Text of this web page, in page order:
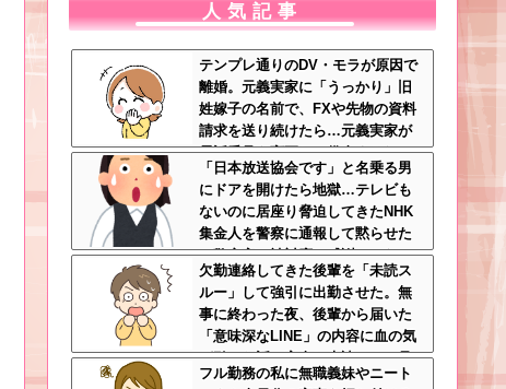
人気記事
テンプレ通りのDV・モラが原因で
離婚。元義実家に「うっかり」旧
姓嫁子の名前で、FXや先物の資料
請求を送り続けたら…元義実家が
電話番号を変更し、借金まみれに
なっていた話ｗｗｗｗｗ
「日本放送協会です」と名乗る男
にドアを開けたら地獄…テレビも
ないのに居座り脅迫してきたNHK
集金人を警察に通報して黙らせた
←警察官の神対応に感謝しかない
欠勤連絡してきた後輩を「未読ス
ルー」して強引に出勤させた。無
事に終わった夜、後輩から届いた
「意味深なLINE」の内容に血の気
が引いた話←完全に未読スルー見
抜かれてて草
フル勤務の私に無職義妹やニート